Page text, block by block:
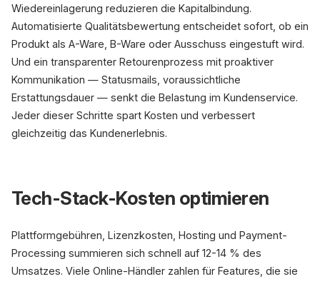
Wiedereinlagerung reduzieren die Kapitalbindung.
Automatisierte Qualitätsbewertung entscheidet sofort, ob ein
Produkt als A-Ware, B-Ware oder Ausschuss eingestuft wird.
Und ein transparenter Retourenprozess mit proaktiver
Kommunikation — Statusmails, voraussichtliche
Erstattungsdauer — senkt die Belastung im Kundenservice.
Jeder dieser Schritte spart Kosten und verbessert
gleichzeitig das Kundenerlebnis.
Tech-Stack-Kosten optimieren
Plattformgebühren, Lizenzkosten, Hosting und Payment-
Processing summieren sich schnell auf 12-14 % des
Umsatzes. Viele Online-Händler zahlen für Features, die sie